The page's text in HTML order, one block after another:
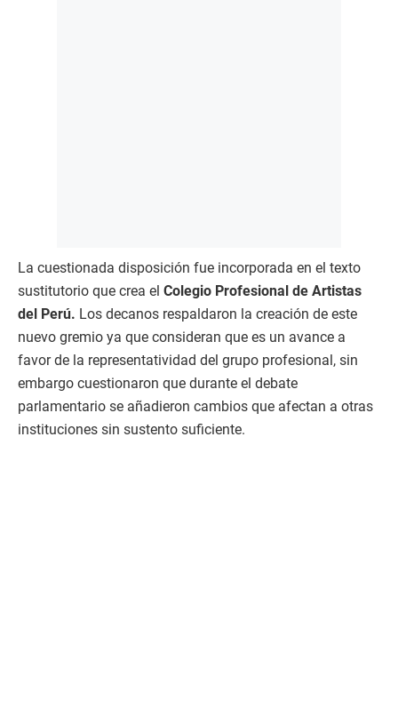
La cuestionada disposición fue incorporada en el texto
sustitutorio que crea el Colegio Profesional de Artistas
del Perú. Los decanos respaldaron la creación de este
nuevo gremio ya que consideran que es un avance a
favor de la representatividad del grupo profesional, sin
embargo cuestionaron que durante el debate
parlamentario se añadieron cambios que afectan a otras
instituciones sin sustento suficiente.